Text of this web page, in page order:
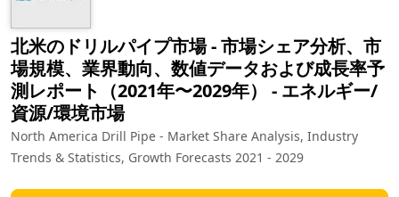
北米のドリルパイプ市場 - 市場シェア分析、市
場規模、業界動向、数値データおよび成長率予
測レポート（2021年〜2029年）
‐ エネルギー/
資源/環境市場
North America Drill Pipe - Market Share Analysis, Industry
Trends & Statistics, Growth Forecasts 2021 - 2029